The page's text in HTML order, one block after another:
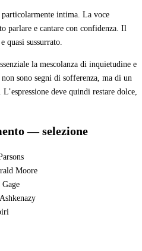
intima. La voce
parlare e cantare con confidenza. Il
quasi sussurrato.
la mescolanza di inquietudine e
sono segni di sofferenza, ma di un
deve quindi restare dolce,
— selezione
Moore